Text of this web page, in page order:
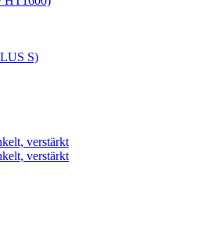
S)
verstärkt
verstärkt